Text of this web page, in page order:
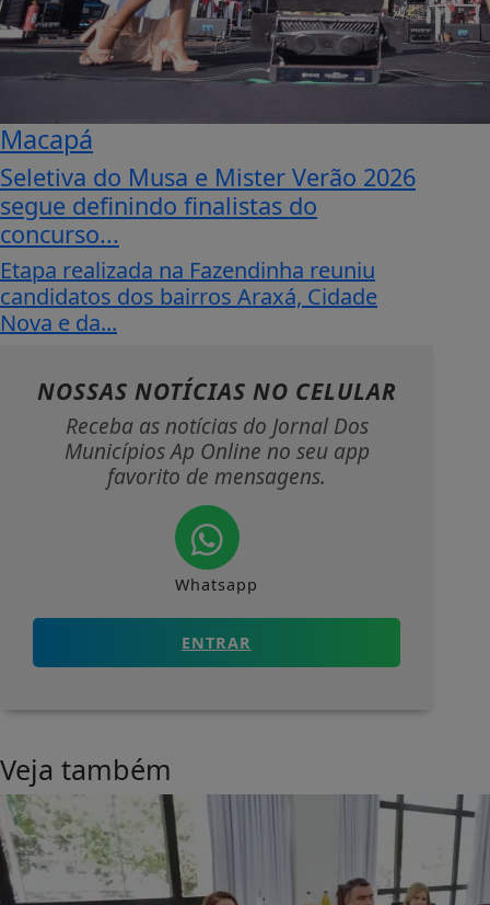
Macapá
Seletiva do Musa e Mister Verão 2026
segue definindo finalistas do
concurso...
Etapa realizada na Fazendinha reuniu
candidatos dos bairros Araxá, Cidade
Nova e da...
NOSSAS NOTÍCIAS NO CELULAR
Receba as notícias do Jornal Dos
Municípios Ap Online no seu app
favorito de mensagens.
Whatsapp
ENTRAR
Veja também